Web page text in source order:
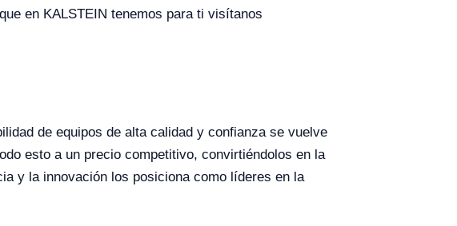
en KALSTEIN tenemos para ti visítanos
de equipos de alta calidad y confianza se vuelve
esto a un precio competitivo, convirtiéndolos en la
y la innovación los posiciona como líderes en la